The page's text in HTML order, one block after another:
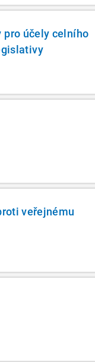
pro účely celního
veřejnému